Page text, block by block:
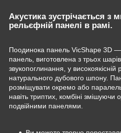
Акустика зустрічається з
рельєфній панелі в рамі.
Поодинока панель VicShape 3D
панель, виготовлена ​​з трьох
звукопоглинання, у високоякісній
натурального дубового шпону.
розміщувати окремо або
навіть триптих, комбіні
подвійними панелями.